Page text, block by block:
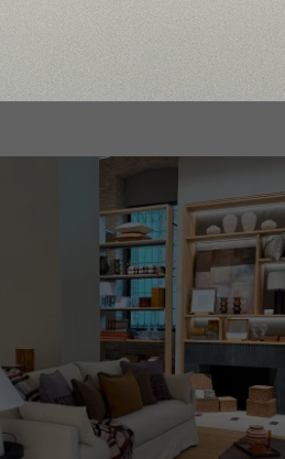
Home impulsa su
con una nueva